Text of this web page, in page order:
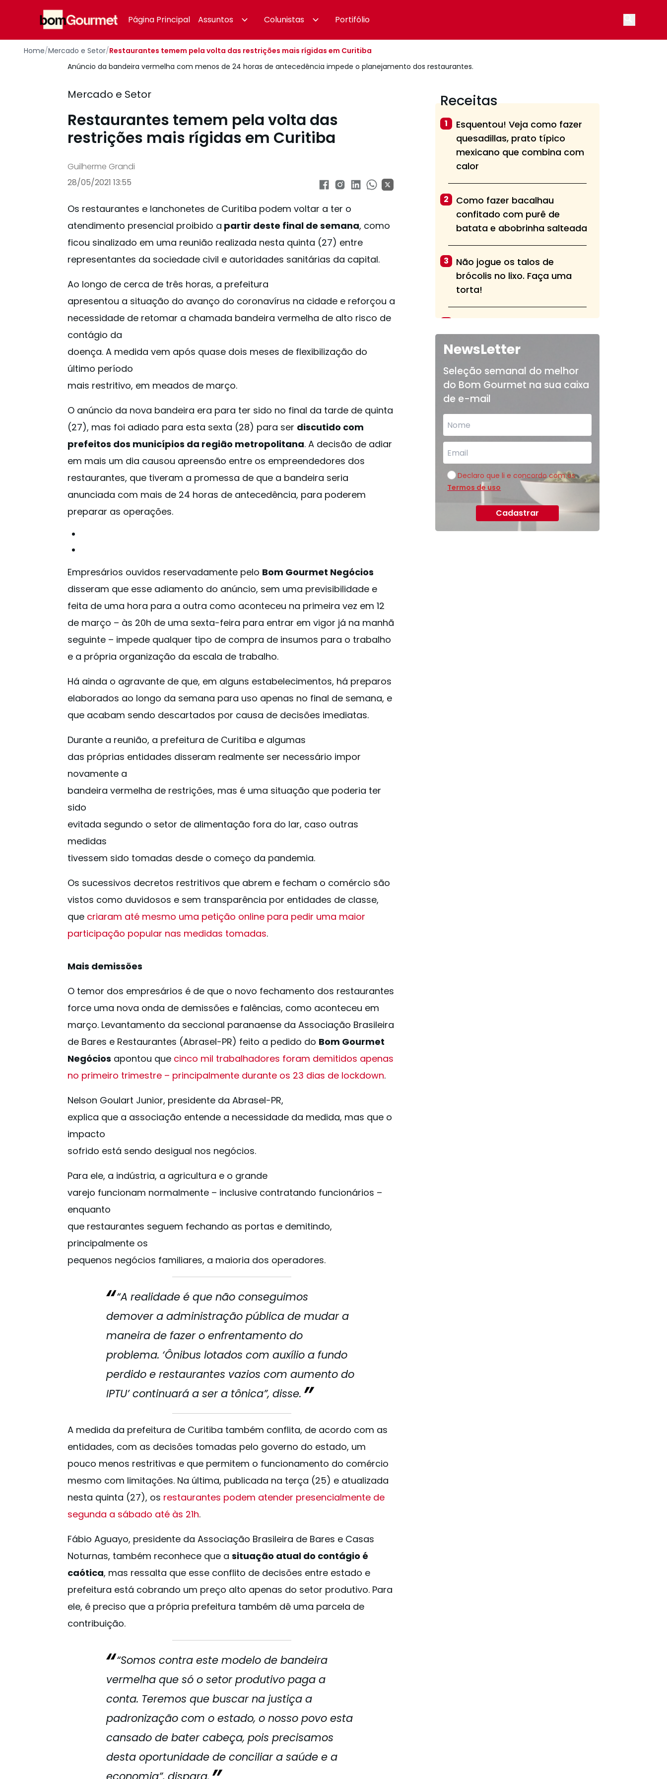
Página Principal
Assuntos Colunistas Portifólio
Home/Mercado e Setor/Restaurantes temem pela volta das restrições mais rígidas em Curitiba
Anúncio da bandeira vermelha com menos de 24 horas de antecedência impede o planejamento dos restaurantes.
Mercado e Setor
Restaurantes temem pela volta das
restrições mais rígidas em Curitiba
Guilherme Grandi
28/05/2021 13:55
Os restaurantes e lanchonetes de Curitiba podem voltar a ter o
atendimento presencial proibido a partir deste final de semana, como
ficou sinalizado em uma reunião realizada nesta quinta (27) entre
representantes da sociedade civil e autoridades sanitárias da capital.
Ao longo de cerca de três horas, a prefeitura
apresentou a situação do avanço do coronavírus na cidade e reforçou a
necessidade de retomar a chamada bandeira vermelha de alto risco de
contágio da
doença. A medida vem após quase dois meses de flexibilização do
último período
mais restritivo, em meados de março.
O anúncio da nova bandeira era para ter sido no final da tarde de quinta
(27), mas foi adiado para esta sexta (28) para ser discutido com
prefeitos dos municípios da região metropolitana. A decisão de adiar
em mais um dia causou apreensão entre os empreendedores dos
restaurantes, que tiveram a promessa de que a bandeira seria
anunciada com mais de 24 horas de antecedência, para poderem
preparar as operações.
Empresários ouvidos reservadamente pelo Bom Gourmet Negócios
disseram que esse adiamento do anúncio, sem uma previsibilidade e
feita de uma hora para a outra como aconteceu na primeira vez em 12
de março – às 20h de uma sexta-feira para entrar em vigor já na manhã
seguinte – impede qualquer tipo de compra de insumos para o trabalho
e a própria organização da escala de trabalho.
Há ainda o agravante de que, em alguns estabelecimentos, há preparos
elaborados ao longo da semana para uso apenas no final de semana, e
que acabam sendo descartados por causa de decisões imediatas.
Durante a reunião, a prefeitura de Curitiba e algumas
das próprias entidades disseram realmente ser necessário impor
novamente a
bandeira vermelha de restrições, mas é uma situação que poderia ter
sido
evitada segundo o setor de alimentação fora do lar, caso outras
medidas
tivessem sido tomadas desde o começo da pandemia.
Os sucessivos decretos restritivos que abrem e fecham o comércio são
vistos como duvidosos e sem transparência por entidades de classe,
que criaram até mesmo uma petição online para pedir uma maior
participação popular nas medidas tomadas.
Mais demissões
O temor dos empresários é de que o novo fechamento dos restaurantes
force uma nova onda de demissões e falências, como aconteceu em
março. Levantamento da seccional paranaense da Associação Brasileira
de Bares e Restaurantes (Abrasel-PR) feito a pedido do Bom Gourmet
Negócios apontou que cinco mil trabalhadores foram demitidos apenas
no primeiro trimestre – principalmente durante os 23 dias de lockdown.
Nelson Goulart Junior, presidente da Abrasel-PR,
explica que a associação entende a necessidade da medida, mas que o
impacto
sofrido está sendo desigual nos negócios.
Para ele, a indústria, a agricultura e o grande
varejo funcionam normalmente – inclusive contratando funcionários –
enquanto
que restaurantes seguem fechando as portas e demitindo,
principalmente os
pequenos negócios familiares, a maioria dos operadores.
“A realidade é que não conseguimos
demover a administração pública de mudar a
maneira de fazer o enfrentamento do
problema. ‘Ônibus lotados com auxílio a fundo
perdido e restaurantes vazios com aumento do
IPTU’ continuará a ser a tônica”, disse.
A medida da prefeitura de Curitiba também conflita, de acordo com as
entidades, com as decisões tomadas pelo governo do estado, um
pouco menos restritivas e que permitem o funcionamento do comércio
mesmo com limitações. Na última, publicada na terça (25) e atualizada
nesta quinta (27), os restaurantes podem atender presencialmente de
segunda a sábado até às 21h.
Fábio Aguayo, presidente da Associação Brasileira de Bares e Casas
Noturnas, também reconhece que a situação atual do contágio é
caótica, mas ressalta que esse conflito de decisões entre estado e
prefeitura está cobrando um preço alto apenas do setor produtivo. Para
ele, é preciso que a própria prefeitura também dê uma parcela de
contribuição.
“Somos contra este modelo de bandeira
vermelha que só o setor produtivo paga a
conta. Teremos que buscar na justiça a
padronização com o estado, o nosso povo esta
cansado de bater cabeça, pois precisamos
desta oportunidade de conciliar a saúde e a
Receitas
1
Esquentou! Veja como fazer
quesadillas, prato típico
mexicano que combina com
calor
2
Como fazer bacalhau
confitado com purê de
batata e abobrinha salteada
3
Não jogue os talos de
brócolis no lixo. Faça uma
torta!
norma, tradicional do sul da
Itália
5
Bolo de chocolate fofinho e
sem cobertura é opção para
o lanche das crianças
NewsLetter
Seleção semanal do melhor
do Bom Gourmet na sua caixa
de e-mail
Declaro que li e concordo com os
Termos de uso
Cadastrar